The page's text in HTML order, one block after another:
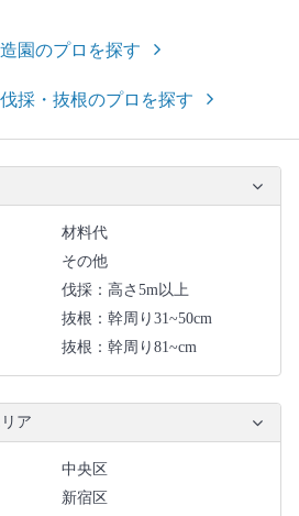
園のプロを探す
採・抜根のプロを探す
材料代
その他
伐採：高さ5m以上
抜根：幹周り31~50cm
抜根：幹周り81~cm
ア
中央区
新宿区